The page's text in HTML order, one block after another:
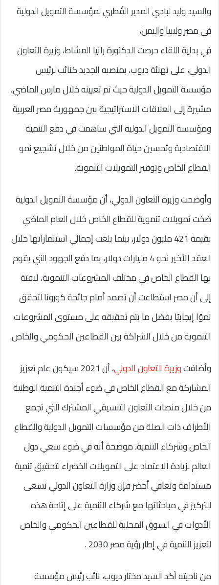
والسيد وليد لبادي المدير القُطري لمؤسسة التمويل الدولية
في مصر وليبيا واليمن،
في بداية اللقاء حرصت الدكتورة رانيا المشاط، وزيرة التعاون
الدولي، على تهنئة ديوب، بمنصبه الجديد كنائب لرئيس
مؤسسة التمويل الدولية حيث تم تعيينه خلال مارس الماضي،
مشيرة إلى العلاقات الاستراتيجية بين جمهورية مصر العربية
ومؤسسة التمويل الدولية التي ساهمت في دفع التنمية
الاقتصادية وتحسين حياة المواطنين من خلال تشجيع نمو
القطاع الخاص وتوفير التمويلات التنموية.
وأوضحت وزيرة التعاون الدولي، أن مؤسسة التمويل الدولية
ضخت تمويلات تنموية للقطاع الخاص خلال العام الماضي
بقيمة 421 مليون دولار، بينما بلغت إجمالي استثماراتها خلال
العقد الأخير نحو 4 مليارات دولار، بما دفع الجهود التي يقوم
بها القطاع الخاص في مختلف المشروعات التنموية، لافتة
إلى أن مصر استطاعت أن تصمد أمام جائحة كورونا لتحقق
نموًا إيجابيًا بفضل ما يتم تحقيقه على مستوى المشروعات
التنموية من خلال الشراكة بين القطاعين الحكومي والخاص.
وأضافتوزيرة التعاون الدولي
، أن 2021 سيكون عام تعزيز
المشاركة مع القطاع الخاص في ضوء أجندة التنمية الوطنية
من خلال منصات التعاون التنسيقي المشترك التي تجمع
الأطراف ذات الصلة من مؤسسات التمويل الدولية والقطاع
الخاص وشركاء التنمية، موضحة أنه في ضوء سعي دول
العالم لزيادة الاعتماد على التمويلات الخضراء لتحقيق تنمية
مستدامة وتعافي أخضر فإن وزارة التعاون الدولي تسعى
للتركيز في مباحثاتها مع شركاء التنمية على إتاحة هذه
الأدوات في السوق المحلية للقطاعين الحكومي والخاص
لتعزيز التنمية في إطار رؤية مصر 2030 .
من ناحيته أكد السيد مختار ديوب، نائب رئيس مؤسسة